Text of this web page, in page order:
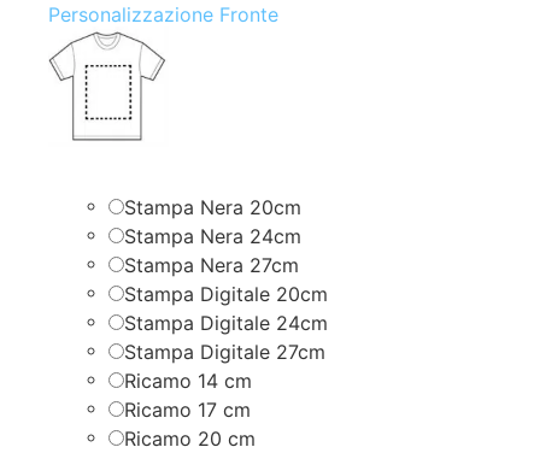
Personalizzazione Fronte
Stampa Nera 20cm
Stampa Nera 24cm
Stampa Nera 27cm
Stampa Digitale 20cm
Stampa Digitale 24cm
Stampa Digitale 27cm
Ricamo 14 cm
Ricamo 17 cm
Ricamo 20 cm